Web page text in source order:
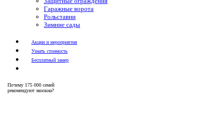
Гаражные ворота
Рольставни
Зимние сады
Акции и мероприятия
Узнать стоимость
Бесплатный замер
Почему 175 000 семей
рекомендуют экоокна?